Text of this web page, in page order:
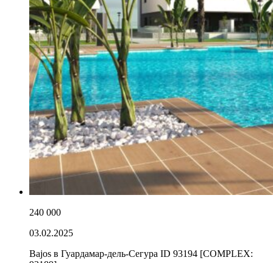
240 000
03.02.2025
Bajos в Гуардамар-дель-Сегура ID 93194 [COMPLEX: